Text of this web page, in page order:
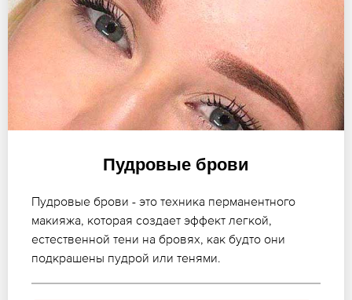
Пудровые брови
Пудровые брови - это техника перманентного
макияжа, которая создает эффект легкой,
естественной тени на бровях, как будто они
подкрашены пудрой или тенями.